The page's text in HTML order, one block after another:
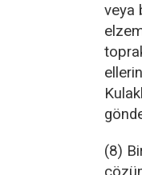
veya
(8)